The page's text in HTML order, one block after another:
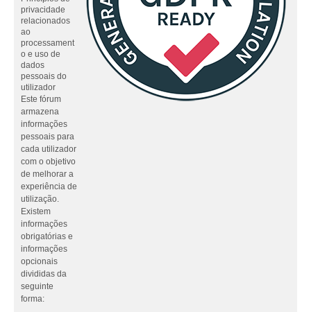
privacidade
relacionados
ao
processament
o e uso de
dados
pessoais do
utilizador
Este fórum
armazena
informações
pessoais para
cada utilizador
com o objetivo
de melhorar a
experiência de
utilização.
Existem
informações
obrigatórias e
informações
opcionais
divididas da
seguinte
forma: